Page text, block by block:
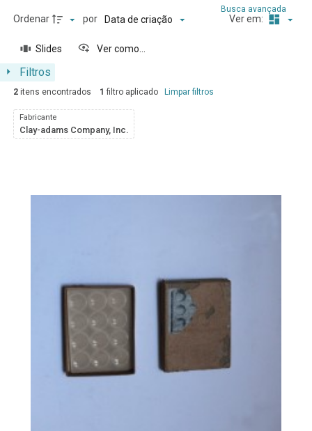
Filtros
Busca avançada
Ordenar por Data de criação Ver em:
Slides Ver como...
2itens encontrados 1 filtro aplicado Limpar filtros
Fabricante
Clay-adams Company, Inc.